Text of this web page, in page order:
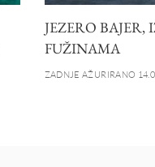
JEZERO BAJER,
FUŽINAMA
ZADNJE AŽURIRANO